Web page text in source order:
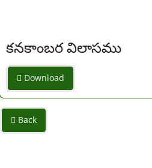
కనకాంబర విలాసము
Download
Back